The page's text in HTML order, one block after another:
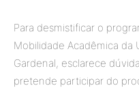
Para desmistificar o
Mobilidade Acadêmica da
Gardenal, esclarece
pretende participar do